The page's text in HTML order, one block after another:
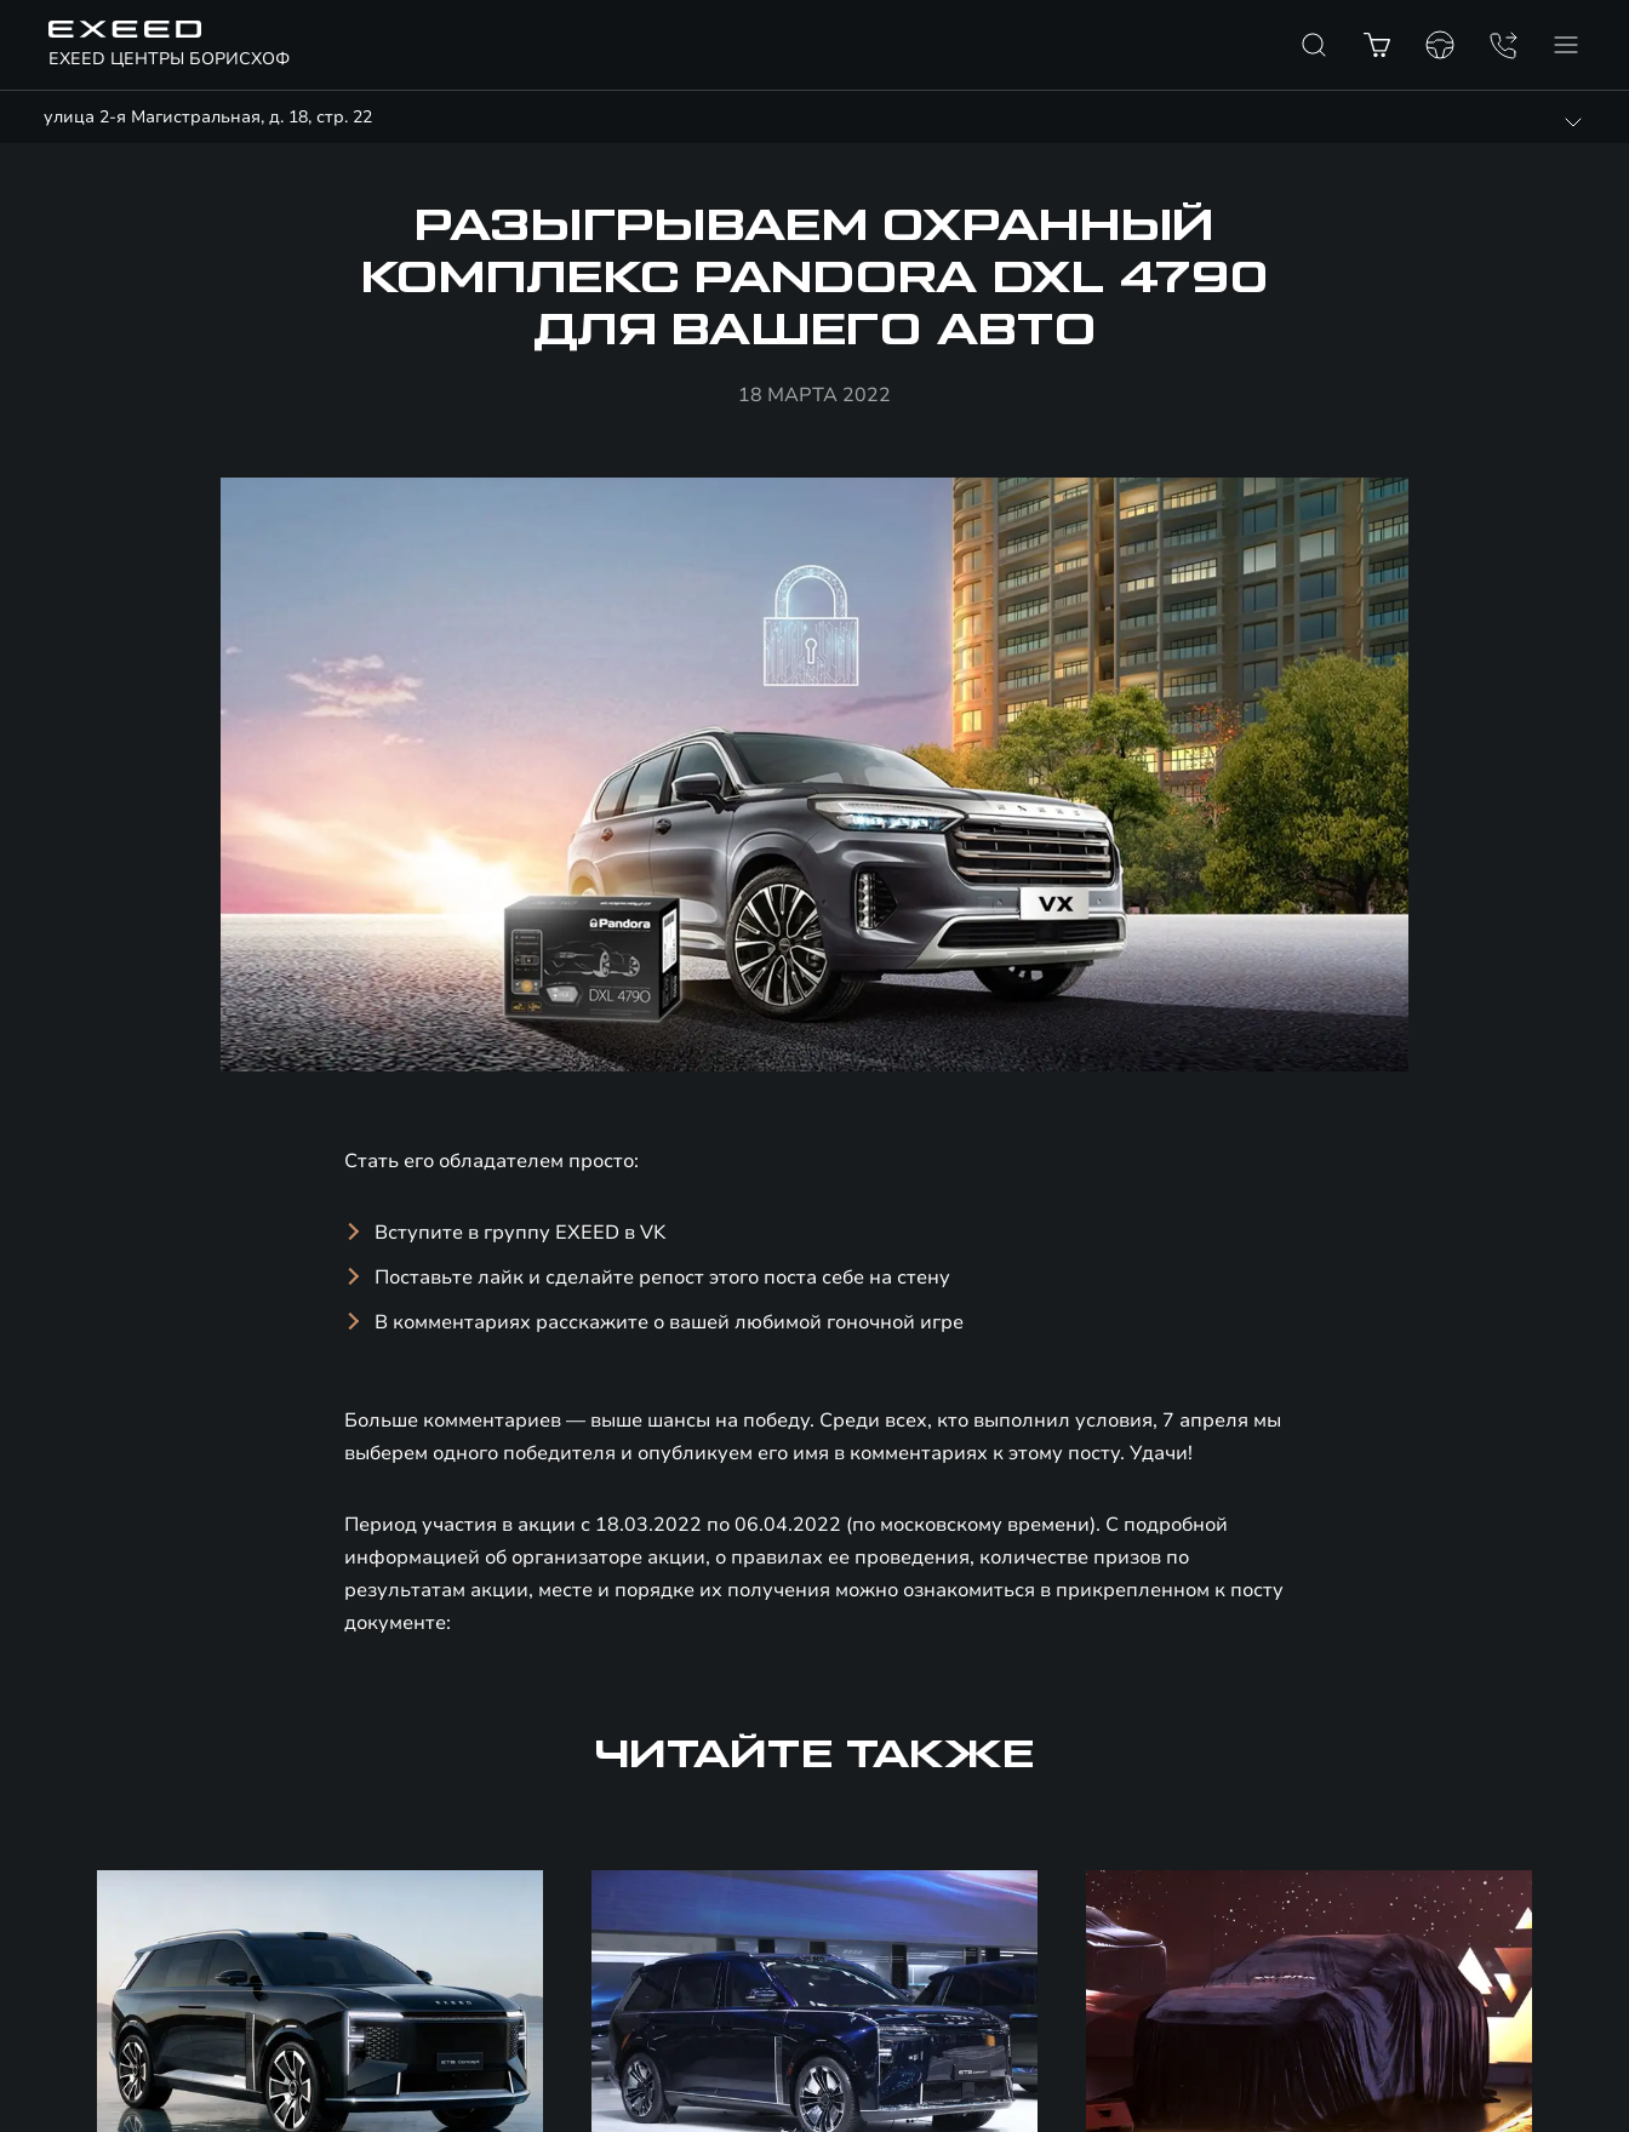
EXEED ЦЕНТРЫ БОРИСХОФ
улица 2-я Магистральная, д. 18, стр. 22
РАЗЫГРЫВАЕМ ОХРАННЫЙ
КОМПЛЕКС PANDORA DXL 4790
ДЛЯ ВАШЕГО АВТО
18 МАРТА 2022
Стать его обладателем просто:
Вступите в группу EXEED в VK
Поставьте лайк и сделайте репост этого поста себе на стену
В комментариях расскажите о вашей любимой гоночной игре
Больше комментариев — выше шансы на победу. Среди всех, кто выполнил условия, 7 апреля мы
выберем одного победителя и опубликуем его имя в комментариях к этому посту. Удачи!
Период участия в акции с 18.03.2022 по 06.04.2022 (по московскому времени). С подробной
информацией об организаторе акции, о правилах ее проведения, количестве призов по
результатам акции, месте и порядке их получения можно ознакомиться в прикрепленном к посту
документе:
ЧИТАЙТЕ ТАКЖЕ